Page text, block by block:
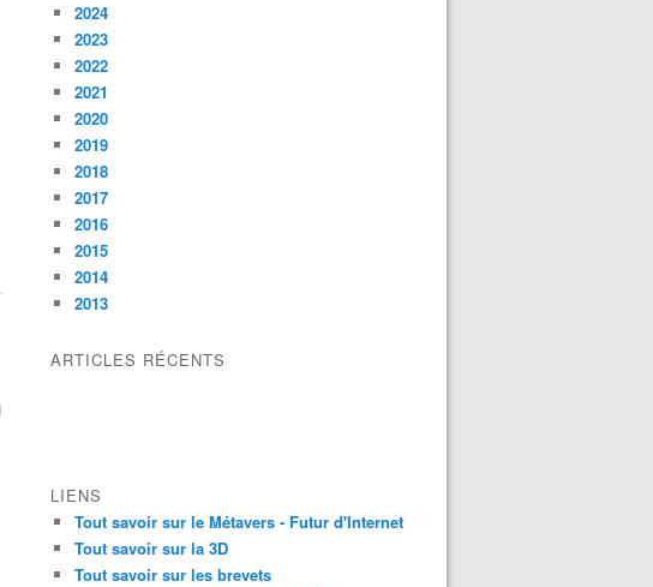
2024
2023
2022
2021
2020
2019
2018
2017
2016
2015
2014
2013
ARTICLES RÉCENTS
LIENS
Tout savoir sur le Métavers - Futur d'Internet
Tout savoir sur la 3D
Tout savoir sur les brevets